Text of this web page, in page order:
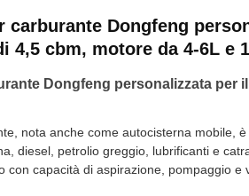
Dongfeng
4,5 cbm, motore da 4-6L e
Dongfeng personalizzata per
nota anche come autocisterna mobile,
diesel, petrolio greggio, lubrificanti e
con capacità di aspirazione, pompaggio